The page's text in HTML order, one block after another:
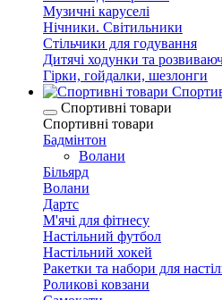
Музичні каруселі
Нічники. Світильники
Стільчики для годування
Дитячі ходунки та
Гірки, гойдалки, шезлонги
Спортивні товари
Спортивні товари
Бадмінтон
Волани
Більярд
Волани
Дартс
М'ячі для фітнесу
Настільний футбол
Настільний хокей
Ракетки та набори для
Роликові ковзани